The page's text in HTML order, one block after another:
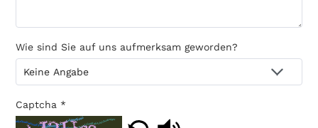
Wie sind Sie auf uns aufmerksam geworden?
Captcha *